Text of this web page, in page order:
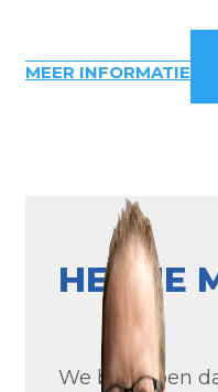
MEER INFORMATIE
HEB JE
We begrijpen